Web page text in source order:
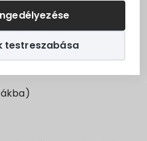
testreszabása
szervek
ügyintézés
átmérőjű és 1 méter
kötegelve)